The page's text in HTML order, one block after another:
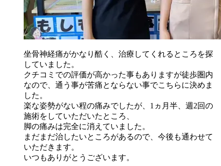
坐骨神経痛がかなり酷く、治療してくれるところを探
していました。
クチコミでの評価が高かった事もありますが徒歩圏内
なので、通う事が苦痛とならない事でこちらに決めま
した。
楽な姿勢がない程の痛みでしたが、1ヵ月半、週2回の
施術をしていただいたところ、
脚の痛みは完全に消えていました。
まだまだ治したいところがあるので、今後も通わせて
いただきます。
いつもありがとうございます。